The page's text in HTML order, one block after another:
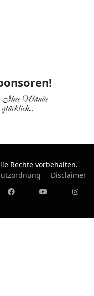
Rechte vorbehalten.
Disclaimer